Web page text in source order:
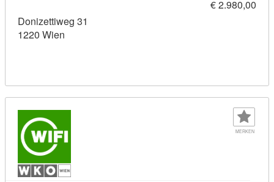
€ 2.980,00
Donizettiweg 31
1220 Wien
MERKEN